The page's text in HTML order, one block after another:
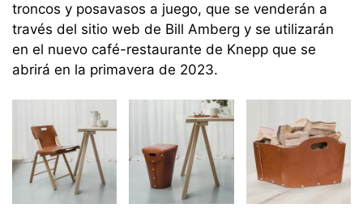
troncos y posavasos a juego, que se venderán a
través del sitio web de Bill Amberg y se utilizarán
en el nuevo café-restaurante de Knepp que se
abrirá en la primavera de 2023.